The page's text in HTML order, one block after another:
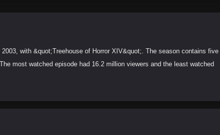
with &quot;Treehouse of Horror XIV&quot;. The season contains five
most watched episode had 16.2 million viewers and the least watched